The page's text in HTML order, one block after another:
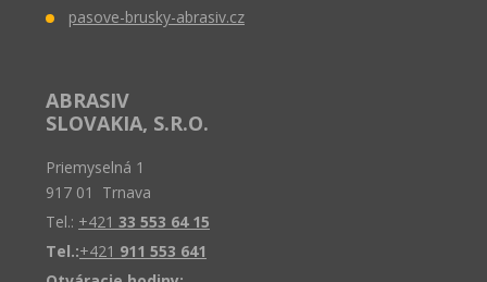
pasove-brusky-abrasiv.cz
ABRASIV
SLOVAKIA, S.R.O.
Priemyselná 1
917 01 Trnava
Tel.: +421 33 553 64 15
Tel.:+421 911 553 641